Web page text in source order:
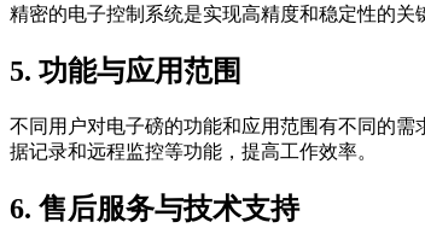
精密的电子控制系统是实现高精度和稳定性的关
5. 功能与应用范围
不同用户对电子磅的功能和应用范围有不同的
据记录和远程监控等功能，提高工作效率。
6. 售后服务与技术支持